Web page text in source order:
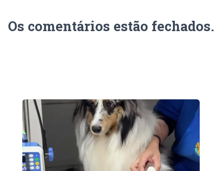
Os comentários estão fechados.